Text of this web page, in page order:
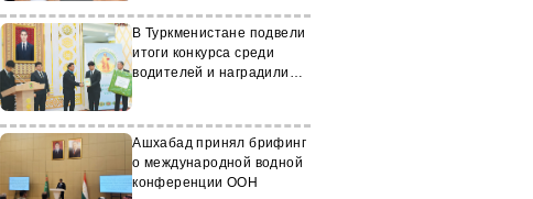
В Туркменистане подвели
итоги конкурса среди
водителей и наградили
Ашхабад принял брифинг
о международной водной
конференции ООН